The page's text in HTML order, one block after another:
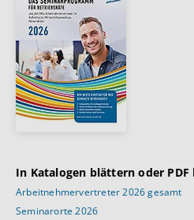
In Katalogen blättern oder
Arbeitnehmervertreter 2026 gesamt
Seminarorte 2026